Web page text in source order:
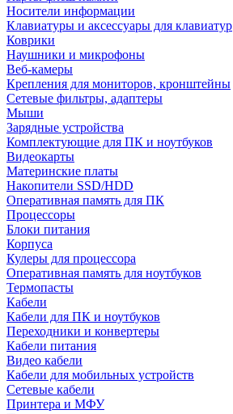
Носители информации
Клавиатуры и аксессуары для клавиатур
Коврики
Наушники и микрофоны
Веб-камеры
Крепления для мониторов, кронштейны
Сетевые фильтры, адаптеры
Мыши
Зарядные устройства
Комплектующие для ПК и ноутбуков
Видеокарты
Материнские платы
Накопители SSD/HDD
Оперативная память для ПК
Процессоры
Блоки питания
Корпуса
Кулеры для процессора
Оперативная память для ноутбуков
Термопасты
Кабели
Кабели для ПК и ноутбуков
Переходники и конвертеры
Кабели питания
Видео кабели
Кабели для мобильных устройств
Сетевые кабели
Принтера и МФУ